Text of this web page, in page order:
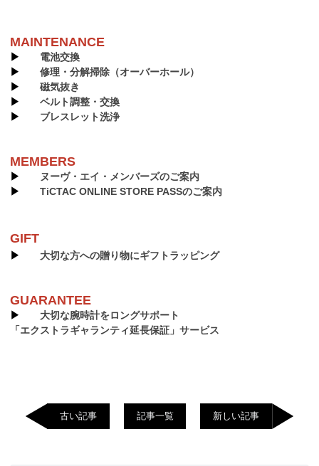
MAINTENANCE
▶︎ 電池交換
▶︎ 修理・分解掃除（オーバーホール）
▶︎ 磁気抜き
▶︎ ベルト調整・交換
▶︎ ブレスレット洗浄
MEMBERS
▶︎
ヌーヴ・エイ・メンバーズのご案内
▶︎ TiCTAC ONLINE STORE PASSのご案内
GIFT
▶︎ 大切な方への贈り物にギフトラッピング
GUARANTEE
▶︎ 大切な腕時計をロングサポート
「エクストラギャランティ延長保証」サービス
古い記事 記事一覧 新しい記事